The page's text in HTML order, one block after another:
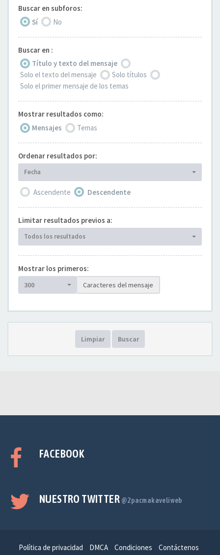
Buscar en subforos:
Sí
No
Buscar en :
Título y texto del mensaje
Solo el texto del mensaje
Solo títulos
Solo el primer mensaje de los temas
Mostrar resultados como:
Mensajes
Temas
Ordenar resultados por:
Fecha
Ascendente Descendente
Limitar resultados previos a:
Todos los resultados
Mostrar los primeros:
300 Caracteres del mensaje
Limpiar Buscar
FACEBOOK
NUESTRO TWITTER @2pacmakaveliweb
Política de privacidad DMCA Condiciones Contáctenos